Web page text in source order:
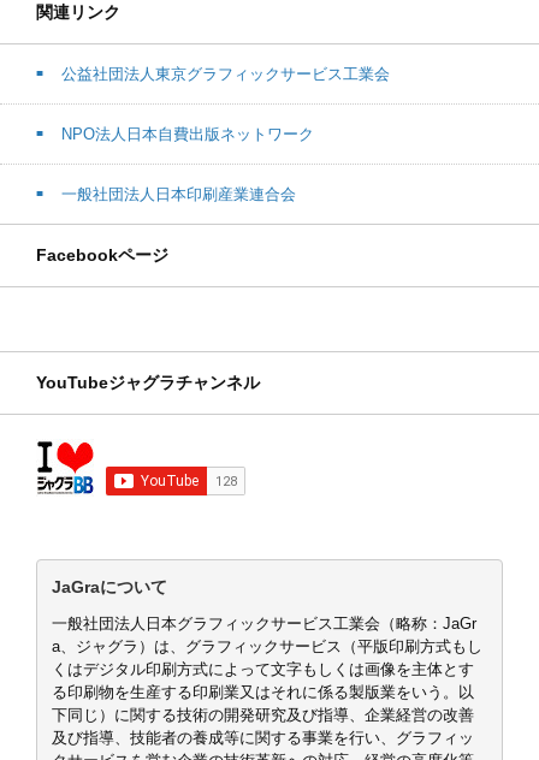
関連リンク
公益社団法人東京グラフィックサービス工業会
NPO法人日本自費出版ネットワーク
一般社団法人日本印刷産業連合会
Facebookページ
YouTubeジャグラチャンネル
JaGraについて
一般社団法人日本グラフィックサービス工業会（略称：JaGr
a、ジャグラ）は、グラフィックサービス（平版印刷方式もし
くはデジタル印刷方式によって文字もしくは画像を主体とす
る印刷物を生産する印刷業又はそれに係る製版業をいう。以
下同じ）に関する技術の開発研究及び指導、企業経営の改善
及び指導、技能者の養成等に関する事業を行い、グラフィッ